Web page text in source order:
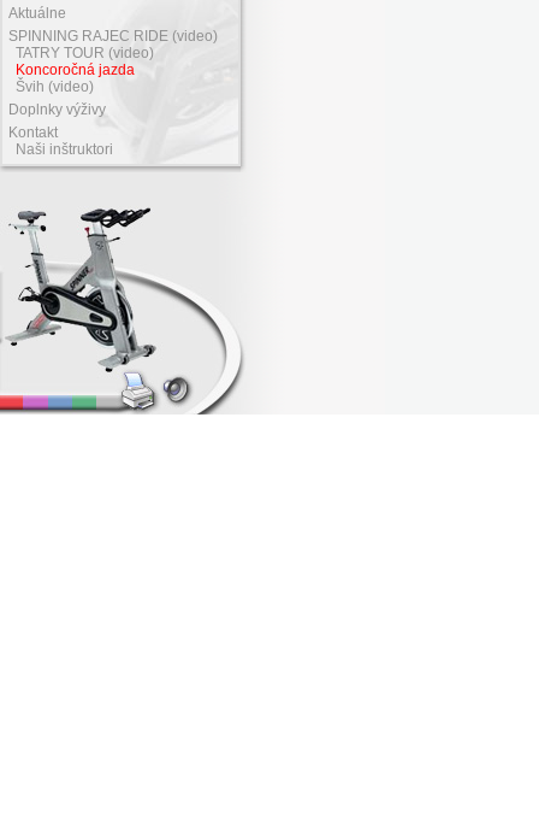
Aktuálne
SPINNING RAJEC RIDE (video)
TATRY TOUR (video)
Koncoročná jazda
Švih (video)
Doplnky výživy
Kontakt
Naši inštruktori